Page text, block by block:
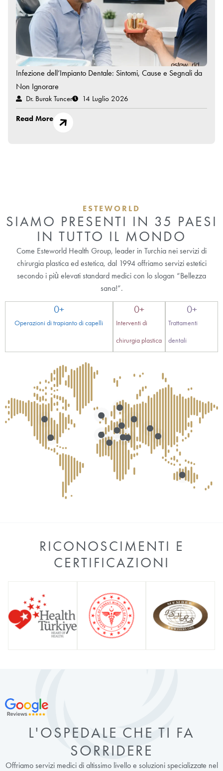
Infezione dell’Impianto Dentale: Sintomi, Cause e Segnali da
Non Ignorare
Dr. Burak Tuncer 14 Luglio 2026
Read More
ESTEWORLD
SIAMO PRESENTI IN 35 PAESI
IN TUTTO IL MONDO
Come Esteworld Health Group, leader in Turchia nei servizi di
chirurgia plastica ed estetica, dal 1994 offriamo servizi estetici
secondo i più elevati standard medici con lo slogan “Bellezza
sana!”.
Operazioni di trapianto di capelli
0+
Interventi di
chirurgia plastica
0+
Trattamenti
dentali
0+
RICONOSCIMENTI E
CERTIFICAZIONI
L'OSPEDALE CHE TI FA
SORRIDERE
Offriamo servizi medici di altissimo livello e soluzioni specializzate nel